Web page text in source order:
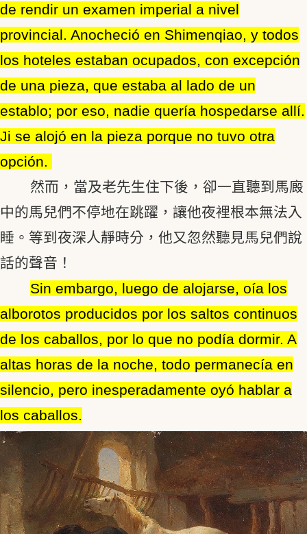
de rendir un examen imperial a nivel
provincial. Anocheció en Shimenqiao, y todos
los hoteles estaban ocupados, con excepción
de una pieza, que estaba al lado de un
establo; por eso, nadie quería hospedarse allí.
Ji se alojó en la pieza porque no tuvo otra
opción.
然而，當及老先生住下後，卻一直聽到馬廄
中的馬兒們不停地在跳躍，讓他夜裡根本無法入
睡。等到夜深人靜時分，他又忽然聽見馬兒們說
話的聲音！
Sin embargo, luego de alojarse, oía los
alborotos producidos por los saltos continuos
de los caballos, por lo que no podía dormir. A
altas horas de la noche, todo permanecía en
silencio, pero inesperadamente oyó hablar a
los caballos.